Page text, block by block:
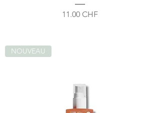
Prix
11.00 CHF
NOUVEAU